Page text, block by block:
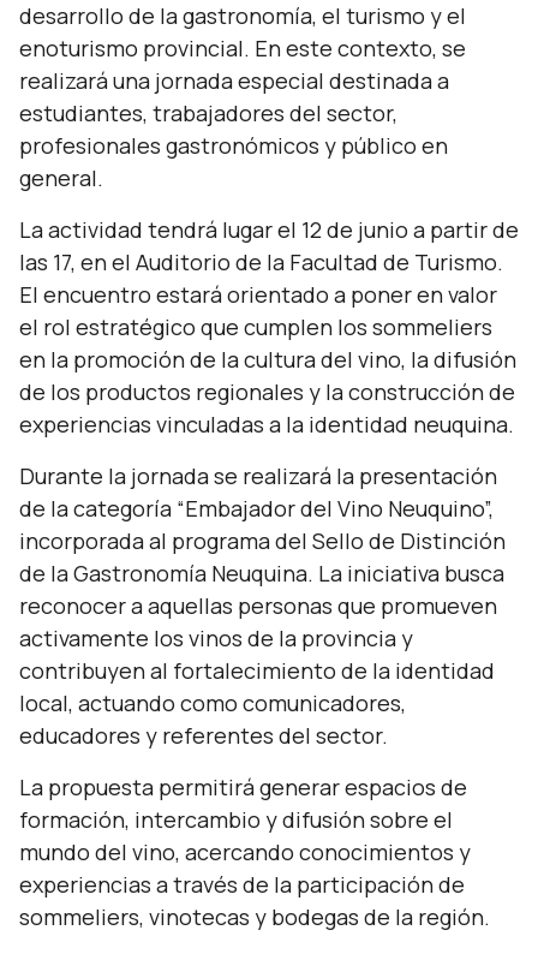
desarrollo de la gastronomía, el turismo y el
enoturismo provincial. En este contexto, se
realizará una jornada especial destinada a
estudiantes, trabajadores del sector,
profesionales gastronómicos y público en
general.
La actividad tendrá lugar el 12 de junio a partir de
las 17, en el Auditorio de la Facultad de Turismo.
El encuentro estará orientado a poner en valor
el rol estratégico que cumplen los sommeliers
en la promoción de la cultura del vino, la difusión
de los productos regionales y la construcción de
experiencias vinculadas a la identidad neuquina.
Durante la jornada se realizará la presentación
de la categoría “Embajador del Vino Neuquino”,
incorporada al programa del Sello de Distinción
de la Gastronomía Neuquina. La iniciativa busca
reconocer a aquellas personas que promueven
activamente los vinos de la provincia y
contribuyen al fortalecimiento de la identidad
local, actuando como comunicadores,
educadores y referentes del sector.
La propuesta permitirá generar espacios de
formación, intercambio y difusión sobre el
mundo del vino, acercando conocimientos y
experiencias a través de la participación de
sommeliers, vinotecas y bodegas de la región.